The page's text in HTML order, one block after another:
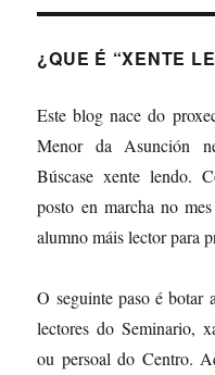
¿QUE É “XENTE
Este blog nace do
Menor da Asunción
Búscase xente lendo.
posto en marcha no
alumno máis lector para
O seguinte paso é botar
lectores do Seminario,
ou persoal do Centro.